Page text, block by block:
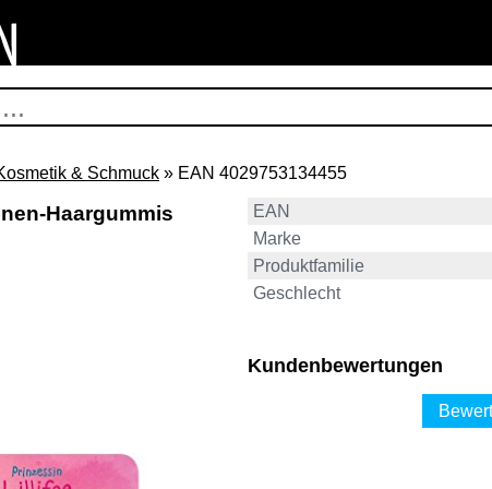
& Schmuck » EAN 4029753134455
Haargummis
EAN
Marke
Produktfamilie
Geschlecht
Kundenbewertungen